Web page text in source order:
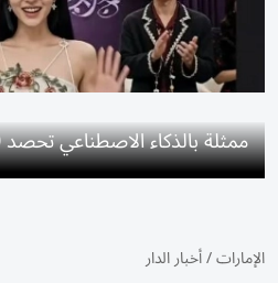
ممثلة بالذكاء الاصطناعي تحصد 250 مليون مشاهدة
الإمارات/أخبار الدار